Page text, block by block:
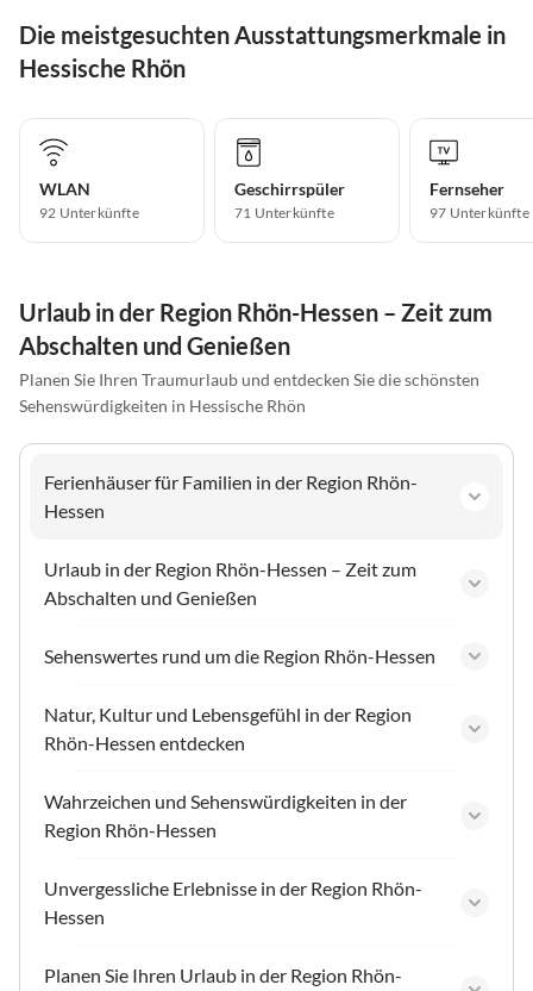
Die meistgesuchten Ausstattungsmerkmale in
Hessische Rhön
WLAN
92 Unterkünfte
Geschirrspüler
71 Unterkünfte
Fernseher
97 Unterkünfte
Urlaub in der Region Rhön-Hessen – Zeit zum
Abschalten und Genießen
Planen Sie Ihren Traumurlaub und entdecken Sie die schönsten
Sehenswürdigkeiten in Hessische Rhön
Ferienhäuser für Familien in der Region Rhön-
Hessen
Urlaub in der Region Rhön-Hessen – Zeit zum
Abschalten und Genießen
Sehenswertes rund um die Region Rhön-Hessen
Natur, Kultur und Lebensgefühl in der Region
Rhön-Hessen entdecken
Wahrzeichen und Sehenswürdigkeiten in der
Region Rhön-Hessen
Unvergessliche Erlebnisse in der Region Rhön-
Hessen
Planen Sie Ihren Urlaub in der Region Rhön-